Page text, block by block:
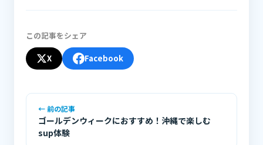
この記事をシェア
X Facebook
← 前の記事
ゴールデンウィークにおすすめ！沖縄で楽しむ
sup体験